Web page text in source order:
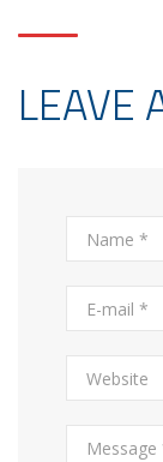
LEAVE